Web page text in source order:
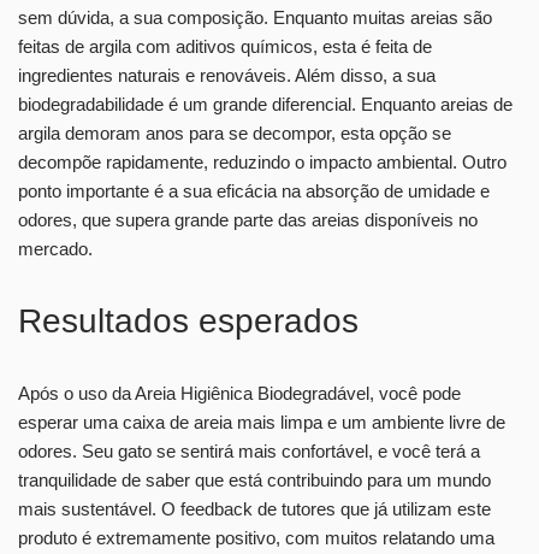
sem dúvida, a sua composição. Enquanto muitas areias são
feitas de argila com aditivos químicos, esta é feita de
ingredientes naturais e renováveis. Além disso, a sua
biodegradabilidade é um grande diferencial. Enquanto areias de
argila demoram anos para se decompor, esta opção se
decompõe rapidamente, reduzindo o impacto ambiental. Outro
ponto importante é a sua eficácia na absorção de umidade e
odores, que supera grande parte das areias disponíveis no
mercado.
Resultados esperados
Após o uso da Areia Higiênica Biodegradável, você pode
esperar uma caixa de areia mais limpa e um ambiente livre de
odores. Seu gato se sentirá mais confortável, e você terá a
tranquilidade de saber que está contribuindo para um mundo
mais sustentável. O feedback de tutores que já utilizam este
produto é extremamente positivo, com muitos relatando uma